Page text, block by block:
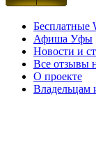
Бесплатные
Афиша Уфы
Новости и
Все отзывы
О проекте
Владельцам